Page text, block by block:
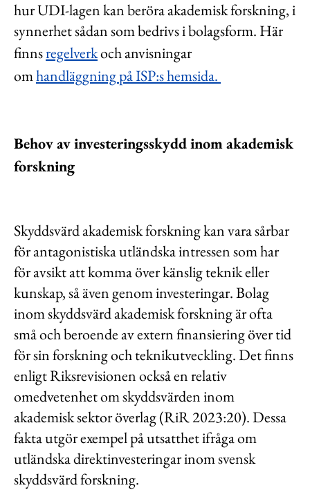
hur UDI-lagen kan beröra akademisk forskning, i
synnerhet sådan som bedrivs i bolagsform. Här
finnsregelverkoch anvisningar
omhandläggning på ISP:s hemsida.
Behov av investeringsskydd inom akademisk
forskning
Skyddsvärd akademisk forskning kan vara sårbar
för antagonistiska utländska intressen som har
för avsikt att komma över känslig teknik eller
kunskap, så även genom investeringar. Bolag
inom skyddsvärd akademisk forskning är ofta
små och beroende av extern finansiering över tid
för sin forskning och teknikutveckling. Det finns
enligt Riksrevisionen också en relativ
omedvetenhet om skyddsvärden inom
akademisk sektor överlag (RiR 2023:20). Dessa
fakta utgör exempel på utsatthet ifråga om
utländska direktinvesteringar inom svensk
skyddsvärd forskning.